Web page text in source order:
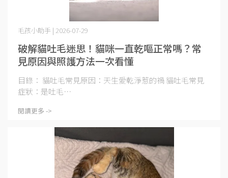
破解貓吐毛迷思！貓咪一直乾嘔正常嗎？常
見原因與照護方法一次看懂
毛孩小助手 | 2026-07-29
目錄： 貓吐毛常見原因：天生愛乾淨惹的禍 貓吐毛常見
症狀：是吐毛⋯
閱讀更多 ->